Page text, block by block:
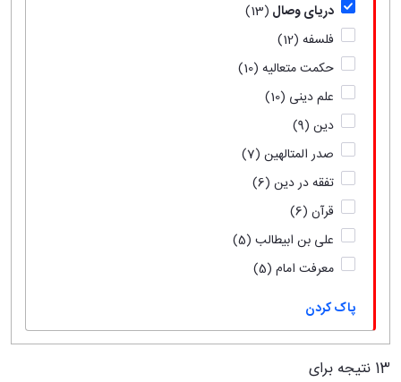
دریای وصال (13)
فلسفه (12)
حکمت متعالیه (10)
علم دینی (10)
دین (9)
صدر المتالهین (7)
تفقه در دین (6)
قرآن (6)
علی بن ابیطالب (5)
معرفت امام (5)
پاک کردن
13 نتیجه برای